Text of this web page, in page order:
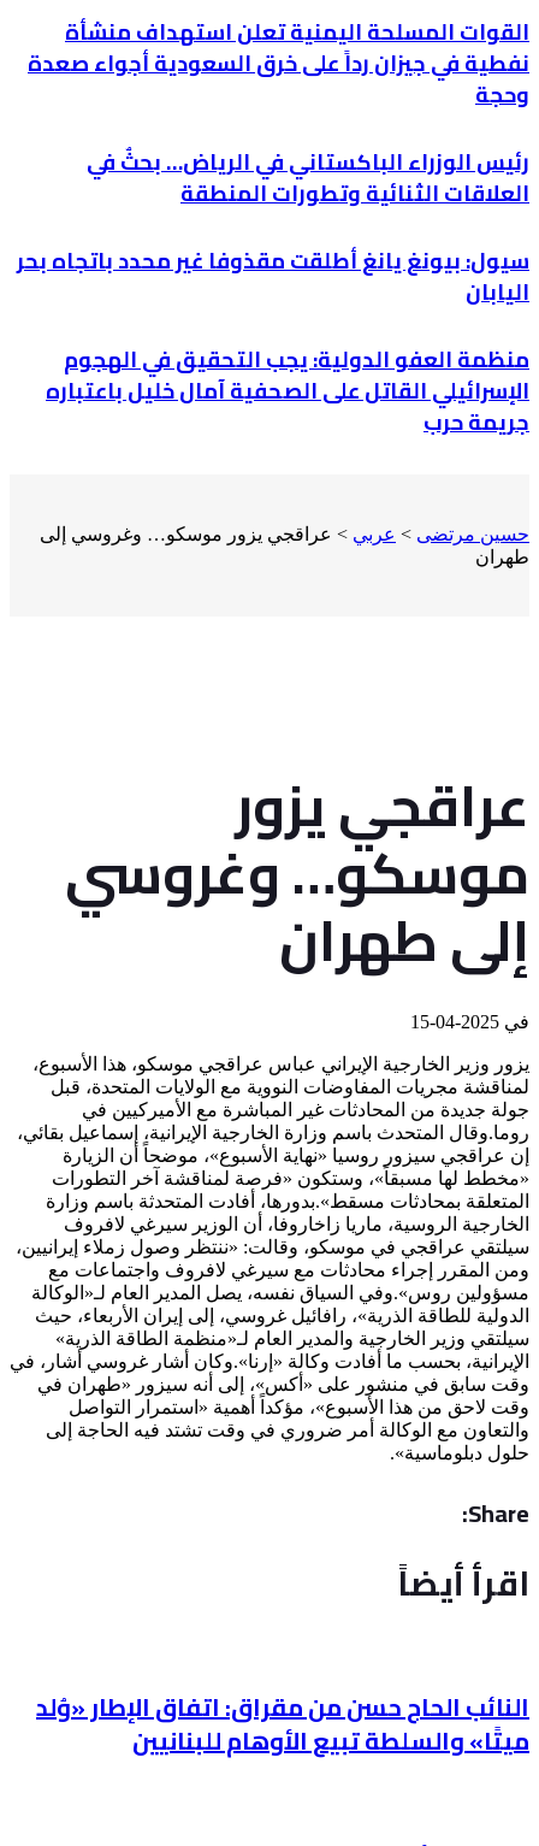
القوات المسلحة اليمنية تعلن استهداف منشأة
نفطية في جيزان رداً على خرق السعودية أجواء صعدة
وحجة
رئيس الوزراء الباكستاني في الرياض… بحثٌ في
العلاقات الثنائية وتطورات المنطقة
سيول: بيونغ يانغ أطلقت مقذوفا غير محدد باتجاه بحر
اليابان
منظمة العفو الدولية: يجب التحقيق في الهجوم
الإسرائيلي القاتل على الصحفية آمال خليل باعتباره
جريمة حرب
حسين مرتضى > عربي > عراقجي يزور موسكو… وغروسي إلى
طهران
عراقجي يزور
موسكو… وغروسي
إلى طهران
في
يزور وزير الخارجية الإيراني عباس عراقجي موسكو، هذا الأسبوع،
لمناقشة مجريات المفاوضات النووية مع الولايات المتحدة، قبل
جولة جديدة من المحادثات غير المباشرة مع الأميركيين في
روما.وقال المتحدث باسم وزارة الخارجية الإيرانية، إسماعيل بقائي،
إن عراقجي سيزور روسيا «نهاية الأسبوع»، موضحاً أن الزيارة
«مخطط لها مسبقاً»، وستكون «فرصة لمناقشة آخر التطورات
المتعلقة بمحادثات مسقط».بدورها، أفادت المتحدثة باسم وزارة
الخارجية الروسية، ماريا زاخاروفا، أن الوزير سيرغي لافروف
سيلتقي عراقجي في موسكو، وقالت: «ننتظر وصول زملاء إيرانيين،
ومن المقرر إجراء محادثات مع سيرغي لافروف واجتماعات مع
مسؤولين روس».وفي السياق نفسه، يصل المدير العام لـ«الوكالة
الدولية للطاقة الذرية»، رافائيل غروسي، إلى إيران الأربعاء، حيث
سيلتقي وزير الخارجية والمدير العام لـ«منظمة الطاقة الذرية»
الإيرانية، بحسب ما أفادت وكالة «إرنا».وكان أشار غروسي أشار، في
وقت سابق في منشور على «أكس»، إلى أنه سيزور «طهران في
وقت لاحق من هذا الأسبوع»، مؤكداً أهمية «استمرار التواصل
والتعاون مع الوكالة أمر ضروري في وقت تشتد فيه الحاجة إلى
حلول دبلوماسية».
Share:
اقرأ أيضاً
النائب الحاج حسن من مقراق: اتفاق الإطار «وُلد
ميتًا» والسلطة تبيع الأوهام للبنانيين